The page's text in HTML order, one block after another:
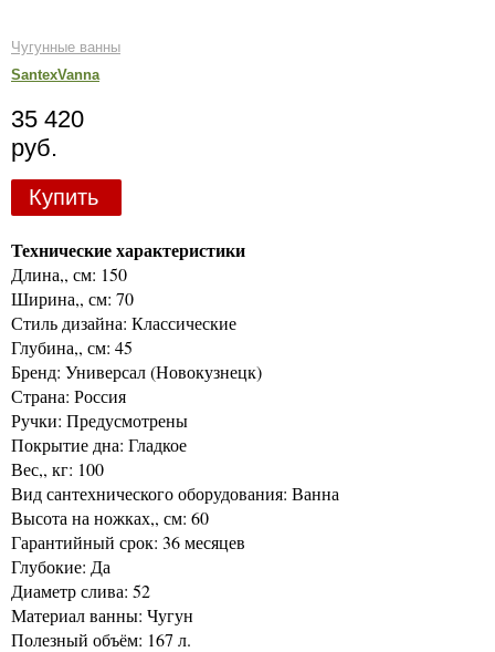
Чугунные ванны
SantexVanna
35 420
руб.
Купить
Технические характеристики
Длина,, см: 150
Ширина,, см: 70
Стиль дизайна: Классические
Глубина,, см: 45
Бренд: Универсал (Новокузнецк)
Страна: Россия
Ручки: Предусмотрены
Покрытие дна: Гладкое
Вес,, кг: 100
Вид сантехнического оборудования: Ванна
Высота на ножках,, см: 60
Гарантийный срок: 36 месяцев
Глубокие: Да
Диаметр слива: 52
Материал ванны: Чугун
Полезный объём: 167 л.